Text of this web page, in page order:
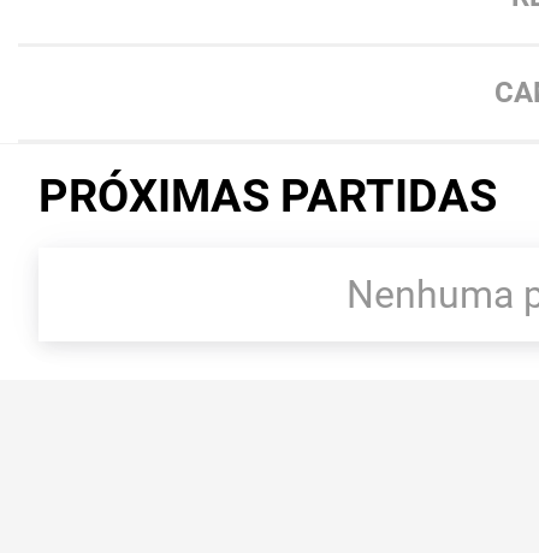
PRÓXIMAS PARTIDAS
Nenhuma